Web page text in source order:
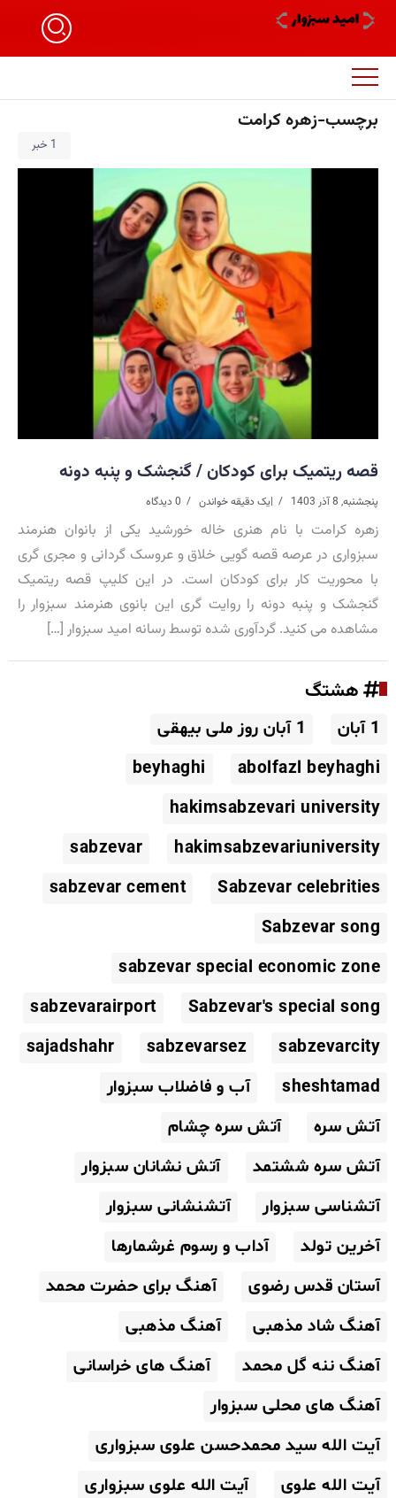
برچسب-زهره کرامت
1 خبر
قصه ریتمیک برای کودکان / گنجشک و پنبه دونه
پنجشنبه, 8 آذر 1403 |یک دقیقه خواندن 0 دیدگاه
زهره کرامت با نام هنری خاله خورشید یکی از بانوان هنرمند
سبزواری در عرصه قصه گویی خلاق و عروسک گردانی و مجری گری
با محوریت کار برای کودکان است. در این کلیپ قصه ریتمیک
گنجشک و پنبه دونه را روایت گری این بانوی هنرمند سبزوار را
مشاهده می کنید. گردآوری شده توسط رسانه امید سبزوار […]
هشتگ
1 آبان
1 آبان روز ملی بیهقی
abolfazl beyhaghi
beyhaghi
hakimsabzevari university
hakimsabzevariuniversity
sabzevar
Sabzevar celebrities
sabzevar cement
Sabzevar song
sabzevar special economic zone
Sabzevar's special song
sabzevarairport
sabzevarcity
sabzevarsez
sajadshahr
sheshtamad
آب و فاضلاب سبزوار
آتش سره
آتش سره چشام
آتش سره ششتمد
آتش نشانان سبزوار
آتشناسی سبزوار
آتشنشانی سبزوار
آخرین تولد
آداب و رسوم غرشمارها
آستان قدس رضوی
آهنگ برای حضرت محمد
آهنگ شاد مذهبی
آهنگ مذهبی
آهنگ ننه گل محمد
آهنگ های خراسانی
آهنگ های محلی سبزوار
آیت الله سید محمدحسن علوی سبزواری
آیت الله علوی
آیت الله علوی سبزواری